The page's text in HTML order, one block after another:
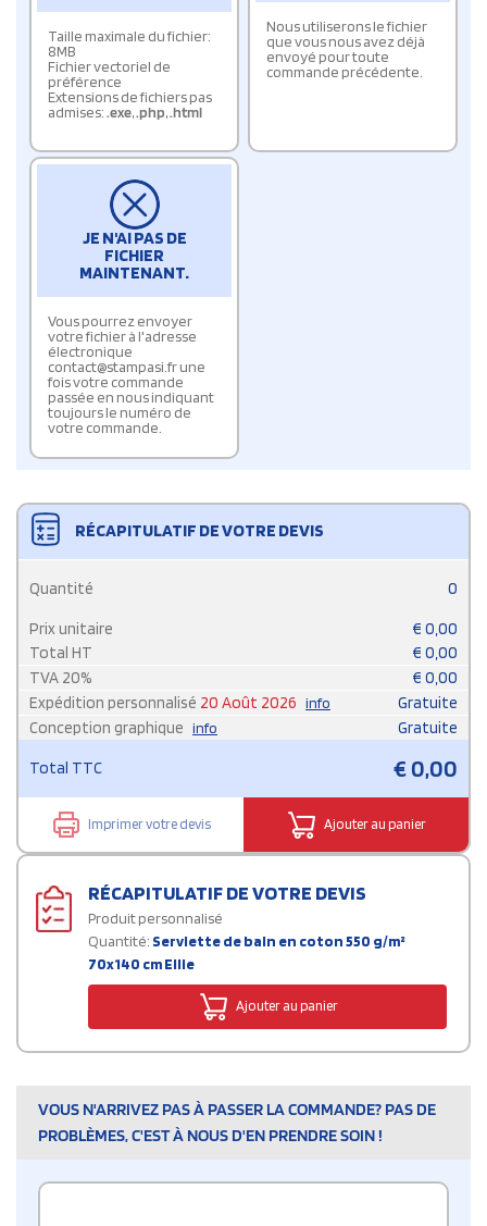
Taille maximale du fichier:
8MB
Fichier vectoriel de
préférence
Extensions de fichiers pas
admises:.exe,.php,.html
Nous utiliserons le fichier
que vous nous avez déjà
envoyé pour toute
commande précédente.
JE N'AI PAS DE
FICHIER
MAINTENANT.
Vous pourrez envoyer
votre fichier à l'adresse
électronique
contact@stampasi.fr une
fois votre commande
passée en nous indiquant
toujours le numéro de
votre commande.
RÉCAPITULATIF DE VOTRE DEVIS
Quantité 0
Prix unitaire € 0,00
Total HT
€ 0,00
TVA 20% € 0,00
Expédition personnalisé 20 Août 2026 info
Gratuite
Conception graphique info Gratuite
Total TTC €0,00
Imprimer votre devis Ajouter au panier
RÉCAPITULATIF DE VOTRE DEVIS
Produit personnalisé
Quantité: Serviette de bain en coton 550 g/m²
70x140 cm Ellie
Ajouter au panier
VOUS N'ARRIVEZ PAS À PASSER LA COMMANDE? PAS DE
PROBLÈMES, C'EST À NOUS D'EN PRENDRE SOIN !